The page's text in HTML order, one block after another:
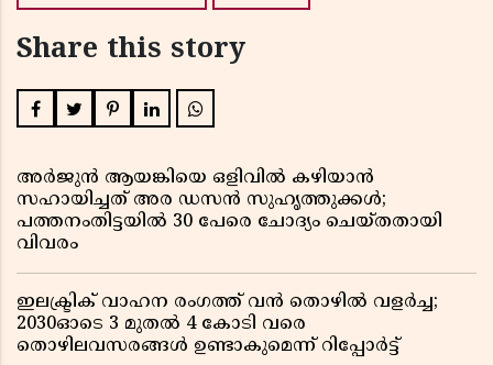
Share this story
അർജുൻ ആയങ്കിയെ ഒളിവിൽ കഴിയാൻ
സഹായിച്ചത് അര ഡസൻ സുഹൃത്തുക്കൾ;
പത്തനംതിട്ടയിൽ 30 പേരെ ചോദ്യം ചെയ്തതായി
വിവരം ​​​​​​​
ഇലക്ട്രിക് വാഹന രംഗത്ത് വൻ തൊഴിൽ വളർച്ച;
2030ഓടെ 3 മുതൽ 4 കോടി വരെ
തൊഴിലവസരങ്ങൾ ഉണ്ടാകുമെന്ന് റിപ്പോർട്ട്